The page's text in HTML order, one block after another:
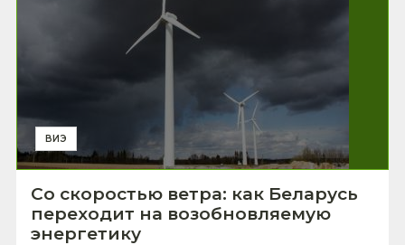
ВИЭ
Со скоростью ветра: как Беларусь
переходит на возобновляемую
энергетику